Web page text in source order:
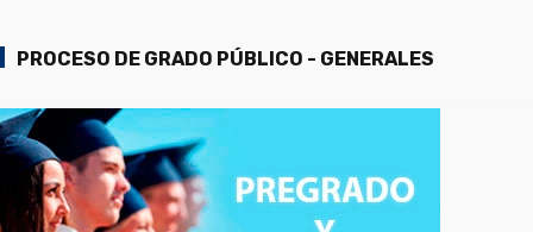
PROCESO DE GRADO PÚBLICO - GENERALES